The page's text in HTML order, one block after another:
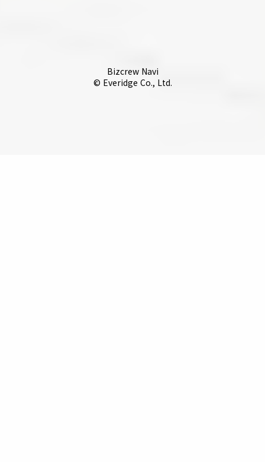
Bizcrew Navi
© Everidge Co., Ltd.